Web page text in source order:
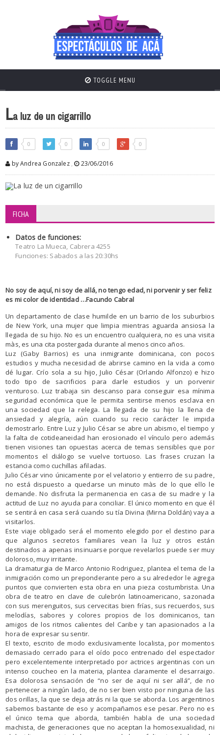
TOGGLE MENU
La luz de un cigarrillo
0 0 0 0
by Andrea Gonzalez , 23/06/2016
FICHA
Datos de funciones:
Teatro La Mueca, Cabrera 4255
Funciones: Sabados a las 20:30hs
No soy de aquí, ni soy de allá,no tengo edad, ni porveniry ser feliz
es mi color de identidad …Facundo Cabral
Un departamento de clase humilde en un barrio de los suburbios
de New York, una mujer que limpia mientras aguarda ansiosa la
llegada de su hijo. No es un encuentro cualquiera, no es una visita
màs, es una cita postergada durante al menos cinco años.
Luz (Gaby Barrios) es una inmigrante dominicana, con pocos
estudios y mucha necesidad de abrirse camino en la vida a como
dé lugar. Crío sola a su hijo, Julio César (Orlando Alfonzo) e hizo
todo tipo de sacrificios para darle estudios y un porvenir
venturoso. Luz trabaja sin descanso para conseguir esa mínima
seguridad económica que le permita sentirse menos esclava en
una sociedad que la relega. La llegada de su hijo la llena de
ansiedad y alegría, aún cuando su recio carácter le impida
demostrarlo. Entre Luz y Julio César se abre un abismo, el tiempo y
la falta de cotideaneidad han erosionado el vínculo pero además
tienen visiones tan opuestas acerca de temas sensibles que por
momentos el diálogo se vuelve tortuoso. Las frases cruzan la
estancia como cuchillas afiladas.
Julio César vino únicamente por el velatorio y entierro de su padre,
no está dispuesto a quedarse un minuto màs de lo que ello le
demande. No disfruta la permanencia en casa de su madre y la
actitud de Luz no ayuda para conciliar. El único momento en que él
se sentirá en casa será cuando su tía Divina (Mirna Doldán) vaya a
visitarlos.
Este viaje obligado será el momento elegido por el destino para
que algunos secretos familiares vean la luz y otros están
destinados a apenas insinuarse porque revelarlos puede ser muy
doloroso, muy irritante.
La dramaturgia de Marco Antonio Rodriguez, plantea el tema de la
inmigración como un preponderante pero a su alrededor le agrega
puntos que convierten esta obra en una pieza costumbrista. Una
obra de teatro en clave de culebrón latinoamericano, sazonada
con sus merenguitos, sus cervecitas bien frías, sus recuerdos, sus
melodías, sabores y colores propios de los dominicanos, tan
amigos de los ritmos calientes del Caribe y tan apasionados a la
hora de expresar su sentir.
El texto, escrito de modo exclusivamente localista, por momentos
demasiado cerrado para el oído poco entrenado del espectador
pero excelentemente interpretado por actrices argentinas con un
intenso coucheo en la materia, plantea claramente el desarraigo.
Esa dolorosa sensación de “no ser de aquí ni ser allá”, de no
pertenecer a ningún lado, de no ser bien visto por ninguna de las
dos orillas, la que se deja atrás ni la que se aborda. Los argentinos
sabemos bastante de eso y acompañamos ese pesar. Pero no es
el único tema que aborda, también habla de una sociedad
machista, de generaciones que no aceptan la homosexualidad, ni